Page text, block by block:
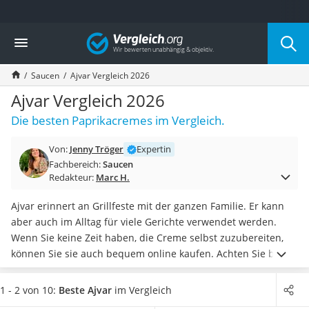
Die beliebtesten Vergleiche nach Kategorie
Lebensmittel
Schwarzkümmelöl
Knäckebrot
Schwarzkümmelöl-Kapseln
Manukahonig
Eiklar
Balsamico-Essig
Schwarzkümmelöl bio
Honig
Gemüsebrühe
Eiskaffee-Pulver
Irischer Whiskey
Grapefruitkernextrakt
Matcha-Set
Vergleich
Saucen Ajvar Vergleich 2026
Ajvar Vergleich 2026
Die besten Paprikacremes im Vergleich.
Von: Jenny Tröger
Expertin
Fachbereich:Saucen
Redakteur: Marc H.
Ajvar erinnert an Grillfeste mit der ganzen Familie. Er kann
aber auch im Alltag für viele Gerichte verwendet werden.
Wenn Sie keine Zeit haben, die Creme selbst zuzubereiten,
können Sie sie auch bequem online kaufen. Achten Sie beim
Ajvar-Kauf jedoch darauf, ein Produkt ohne Zusätze zu
wählen. Der beste Ajvar kommt völlig
1 - 2 von 10: Beste Ajvar im Vergleich